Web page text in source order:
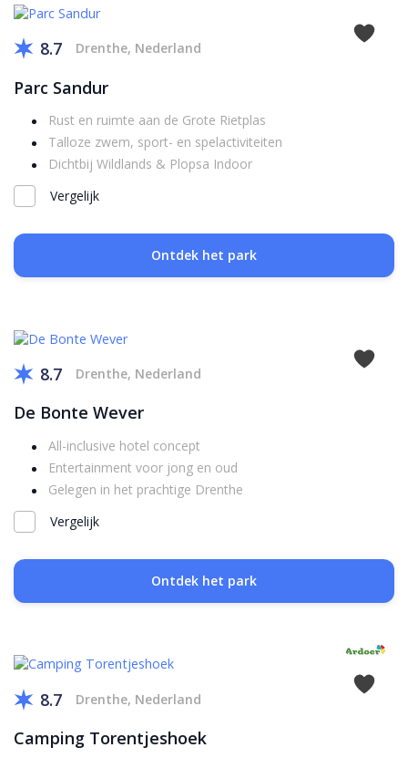
8.7 Drenthe, Nederland
Parc Sandur
Rust en ruimte aan de Grote Rietplas
Talloze zwem, sport- en spelactiviteiten
Dichtbij Wildlands & Plopsa Indoor
Vergelijk
Ontdek het park
8.7 Drenthe, Nederland
De Bonte Wever
All-inclusive hotel concept
Entertainment voor jong en oud
Gelegen in het prachtige Drenthe
Vergelijk
Ontdek het park
8.7 Drenthe, Nederland
Camping Torentjeshoek